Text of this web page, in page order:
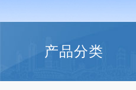
产品分类